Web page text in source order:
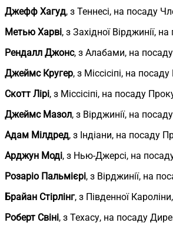
Джефф Хагуд, з Теннесі, на посаду
Метью Харві, з Західної Вірджинії,
Рендалл Джонс, з Алабами, на
Джеймс Кругер, з Міссісіпі, на
Скотт Лірі, з Міссісіпі, на посаду
Джеймс Мазол, з Вірджинії, на
Адам Мілдред, з Індіани, на посаду
Арджун Моді, з Нью-Джерсі, на
Розаріо Пальмієрі, з Вірджинії, на
Брайан Стірлінг, з Південної
Роберт Свіні, з Техасу, на посаду